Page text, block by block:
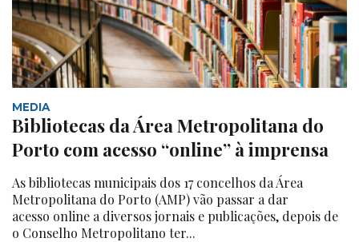
MEDIA
Bibliotecas da Área Metropolitana do
Porto com acesso “online” à imprensa
As bibliotecas municipais dos 17 concelhos da Área
Metropolitana do Porto (AMP) vão passar a dar
acesso online a diversos jornais e publicações, depois de
o Conselho Metropolitano ter...